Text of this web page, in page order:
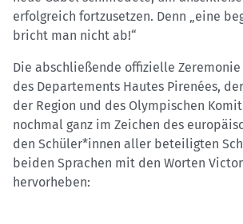
erfolgreich fortzusetzen. Denn „eine
bricht man nicht ab!“
Die abschließende offizielle
des Departements Hautes Pirenées,
der Region und des Olympischen
nochmal ganz im Zeichen des
den Schüler*innen aller beteiligten
beiden Sprachen mit den Worten
hervorheben: